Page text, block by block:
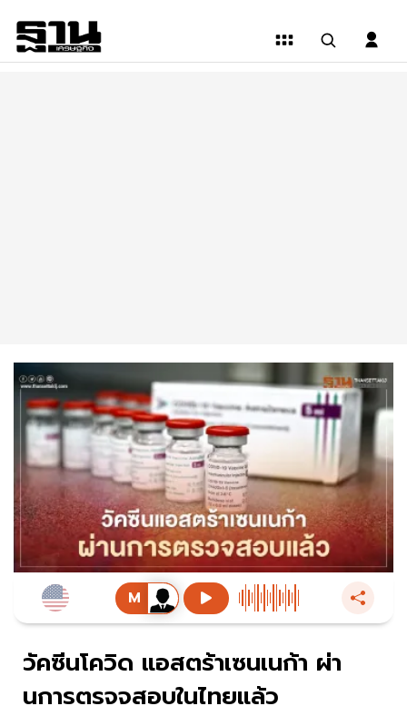
วัคซีนโควิด แอสตร้าเซนเนก้า ผ่า
นการตรจจสอบในไทยแล้ว